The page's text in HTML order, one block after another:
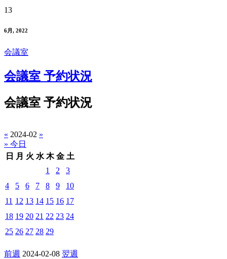
13
6月, 2022
会議室
会議室 予約状況
会議室 予約状況
« 2024-02 »
» 今日
日
月 火 水 木 金 土
1
2
3
4
5 6 7 8 9
10
11 12 13 14 15 16 17
18 19 20 21 22 23 24
25 26 27 28 29
前週 2024-02-08 翌週